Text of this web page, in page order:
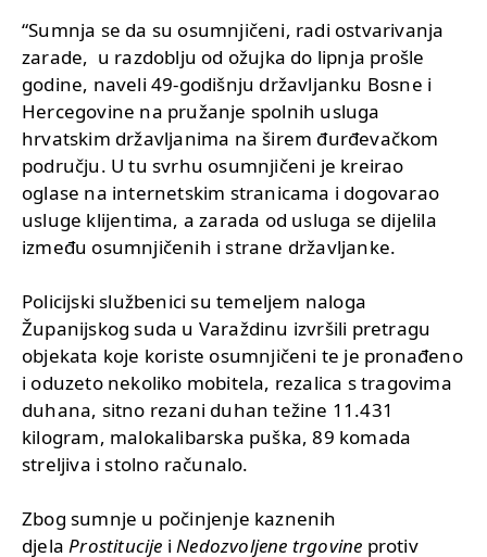
“Sumnja se da su osumnjičeni, radi ostvarivanja
zarade, u razdoblju od ožujka do lipnja prošle
godine, naveli 49-godišnju državljanku Bosne i
Hercegovine na pružanje spolnih usluga
hrvatskim državljanima na širem đurđevačkom
području. U tu svrhu osumnjičeni je kreirao
oglase na internetskim stranicama i dogovarao
usluge klijentima, a zarada od usluga se dijelila
između osumnjičenih i strane državljanke.
Policijski službenici su temeljem naloga
Županijskog suda u Varaždinu izvršili pretragu
objekata koje koriste osumnjičeni te je pronađeno
i oduzeto nekoliko mobitela, rezalica s tragovima
duhana, sitno rezani duhan težine 11.431
kilogram, malokalibarska puška, 89 komada
streljiva i stolno računalo.
Zbog sumnje u počinjenje kaznenih
djela Prostitucije i Nedozvoljene trgovine protiv